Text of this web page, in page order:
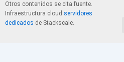
Otros contenidos se cita fuente.
Infraestructura cloud servidores
dedicados de Stackscale.